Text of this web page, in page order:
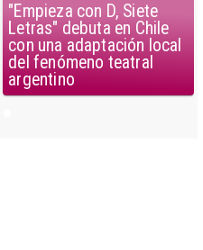
"Empieza con D, Siete
Letras" debuta en Chile
con una adaptación local
del fenómeno teatral
argentino